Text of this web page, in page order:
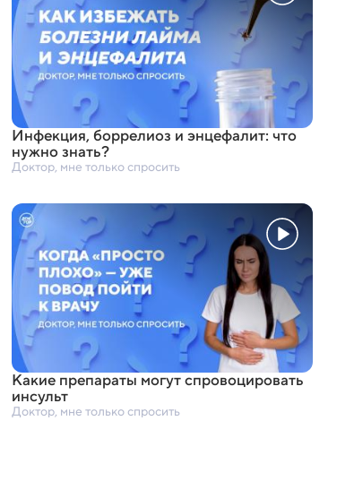
Инфекция,боррелиоз и энцефалит: что
нужно знать?
Доктор, мне только спросить
Какие препараты могут спровоцировать
инсульт
Доктор, мне только спросить